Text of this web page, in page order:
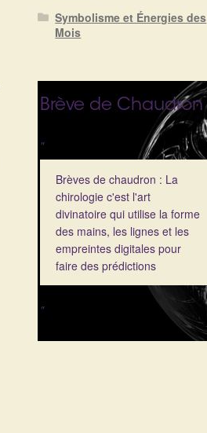
Symbolisme et Énergies des
Mois
Brève de Chaudron
"
Brèves de chaudron : La
chirologie c'est l'art
divinatoire qui utilise la forme
des mains, les lignes et les
empreintes digitales pour
faire des prédictions
"